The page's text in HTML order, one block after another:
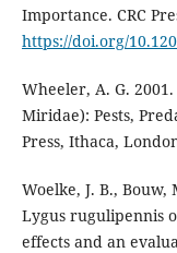
Importance. CRC
https://doi.org/
Wheeler, A. G.
Miridae): Pests,
Press, Ithaca,
Woelke, J. B., Bouw,
Lygus rugulipennis
effects and an